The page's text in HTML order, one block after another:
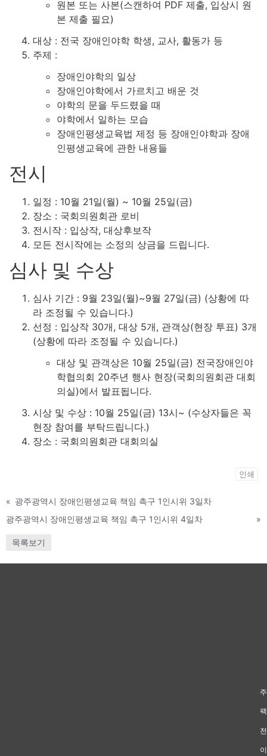
원본 또는 사본(스캔하여 PDF 제출, 입상시 원
본 제출 필요)
대상 : 전국 장애인야학 학생, 교사, 활동가 등
주제 :
장애인야학의 일상
장애인야학에서 가르치고 배운 것
야학의 문을 두드렸을 때
야학에서 일하는 모습
장애인평생교육법 제정 등 장애인야학과 장애
인평생교육에 관한 내용들
전시
일정 : 10월 21일(월) ~ 10월 25일(금)
장소 : 국회의원회관 로비
전시작 : 입상작, 대상후보작
모든 전시작에는 소정의 상금을 드립니다.
심사 및 수상
심사 기간 : 9월 23일(월)~9월 27일(금) (상황에 따
라 조정될 수 있습니다.)
선정 : 입상작 30개, 대상 5개, 관객상(현장 투표) 3개
(상황에 따라 조정될 수 있습니다.)
대상 및 관객상은 10월 25일(금) 전국장애인야
학협의회 20주년 행사 현장(국회의원회관 대회
의실)에서 발표됩니다.
시상 및 수상 : 10월 25일(금) 13시~ (수상자들은 꼭
현장 참여를 부탁드립니다.)
장소 : 국회의원회관 대회의실
인쇄
« 광주광역시 장애인평생교육 책임 촉구 1인시위 3일차
광주광역시 장애인평생교육 책임 촉구 1인시위 4일차
»
목록보기